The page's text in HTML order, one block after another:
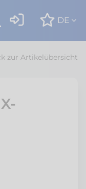
DE
zur Artikelübersicht